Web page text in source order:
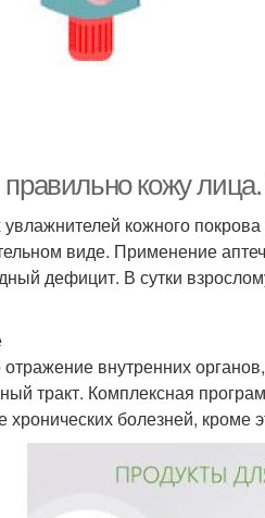
правильно кожу
кожного
виде. Применение
дефицит. В сутки
внутренних
тракт. Комплексная
болезней, кроме